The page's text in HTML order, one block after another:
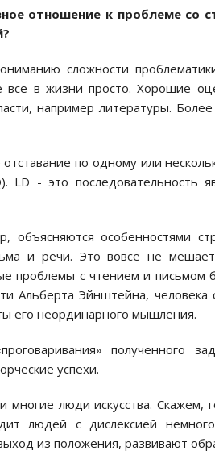
отношение к проблеме со
сложности
все в жизни просто. Хорошие
например литературы.
отставание по одному или
LD - это
объясняются особенностями
и речи. Это вовсе не
проблемы с чтением и
Альберта Эйнштейна,
его неординарного мышления.
полученного
успехи.
люди искусства. Скажем,
людей с дислексией
из положения, развивают